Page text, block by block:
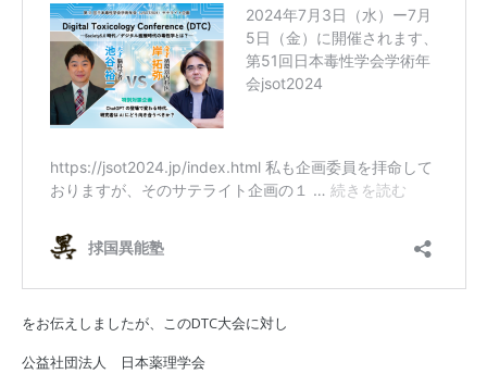
をお伝えしましたが、このDTC大会に対し
公益社団法人 日本薬理学会